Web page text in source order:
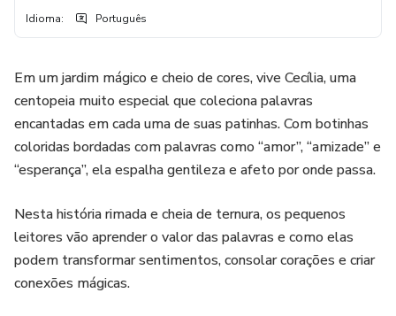
Idioma: Português
Em um jardim mágico e cheio de cores, vive Cecília, uma
centopeia muito especial que coleciona palavras
encantadas em cada uma de suas patinhas. Com botinhas
coloridas bordadas com palavras como “amor”, “amizade” e
“esperança”, ela espalha gentileza e afeto por onde passa.
Nesta história rimada e cheia de ternura, os pequenos
leitores vão aprender o valor das palavras e como elas
podem transformar sentimentos, consolar corações e criar
conexões mágicas.